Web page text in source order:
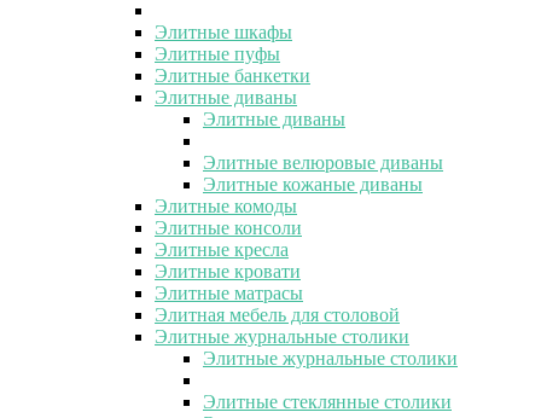
Элитные шкафы
Элитные пуфы
Элитные банкетки
Элитные диваны
Элитные диваны
Элитные велюровые диваны
Элитные кожаные диваны
Элитные комоды
Элитные консоли
Элитные кресла
Элитные кровати
Элитные матрасы
Элитная мебель для столовой
Элитные журнальные столики
Элитные журнальные столики
Элитные стеклянные столики